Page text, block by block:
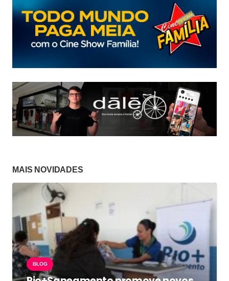
MAIS NOVIDADES
BLOG